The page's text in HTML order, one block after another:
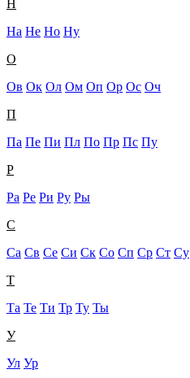
Н
На Не Но Ну
О
Ов Ок Ол Ом Оп Ор Ос Оч
П
Па Пе Пи Пл По Пр Пс Пу
Р
Ра Ре Ри Ру Ры
С
Са Св Се Си Ск Со Сп Ср Ст Су
Т
Та Те Ти Тр Ту Ты
У
Ул Ур